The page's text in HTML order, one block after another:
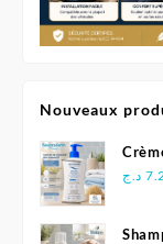
Nouveaux
د.ج